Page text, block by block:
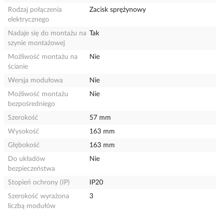
Rodzaj połączenia
elektrycznego
Zacisk sprężynowy
Nadaje się do montażu na
szynie montażowej
Tak
Możliwość montażu na
ścianie
Nie
Wersja modułowa
Nie
Możliwość montażu
bezpośredniego
Nie
Szerokość
57 mm
Wysokość
163 mm
Głębokość
163 mm
Do układów
bezpieczeństwa
Nie
Stopień ochrony (IP)
IP20
Szerokość wyrażona
liczbą modułów
3